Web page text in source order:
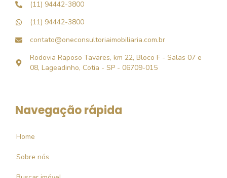
(11) 94442-3800
(11) 94442-3800
contato@oneconsultoriaimobiliaria.com.br
Rodovia Raposo Tavares, km 22, Bloco F - Salas 07 e
08, Lageadinho, Cotia - SP - 06709-015
Navegação rápida
Home
Sobre nós